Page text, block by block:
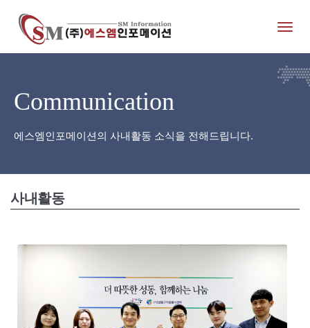
Communication
에스엠인포메이션의 사내활동 소식을 전해드립니다.
사내활동